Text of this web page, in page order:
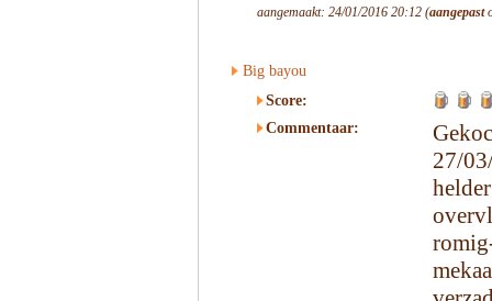
aangemaakt: 24/01/2016 20:12 (aangepast
Big bayou
Score:
Commentaar:
27/